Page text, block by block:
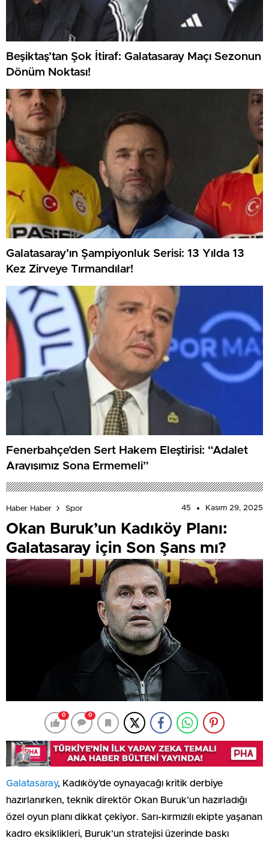
Beşiktaş’tan Şok İtiraf: Galatasaray Maçı Sezonun
Dönüm Noktası!
Galatasaray’ın Şampiyonluk Serisi: 13 Yılda 13
Kez Zirveye Tırmandılar!
Fenerbahçe’den Sert Hakem Eleştirisi: “Adalet
Arayışımız Sona Ermemeli”
Haber Haber Spor 45 Kasım 29, 2025
Okan Buruk’un Kadıköy Planı:
Galatasaray için Son Şans mı?
0 0
Galatasaray, Kadıköy’de oynayacağı kritik derbiye
hazırlanırken, teknik direktör Okan Buruk’un hazırladığı
özel oyun planı dikkat çekiyor. Sarı-kırmızılı ekipte yaşanan
kadro eksiklikleri, Buruk’un stratejisi üzerinde baskı